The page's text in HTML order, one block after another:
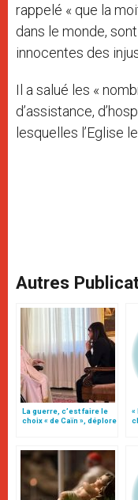
rappelé « que la
dans le monde,
innocentes des
Il a salué les «
d’assistance,
lesquelles l’Eglise
Autres
La guerre, c’est faire le
choix « de Caïn », déplore
«